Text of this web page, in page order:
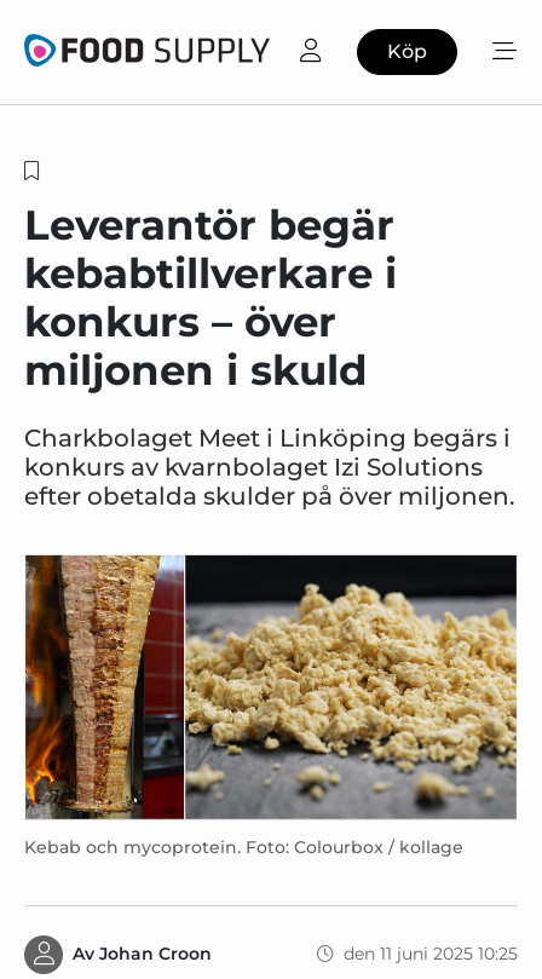
Köp
Leverantör begär
kebabtillverkare i
konkurs – över
miljonen i skuld
Charkbolaget Meet i Linköping begärs i
konkurs av kvarnbolaget Izi Solutions
efter obetalda skulder på över miljonen.
Kebab och mycoprotein. Foto: Colourbox / kollage
Av Johan Croon den 11 juni 2025 10:25